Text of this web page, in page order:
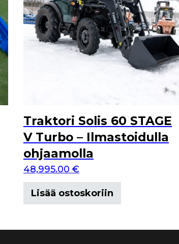
Traktori Solis 60 STAGE
V Turbo – Ilmastoidulla
ohjaamolla
48,995.00 €
Lisää ostoskoriin